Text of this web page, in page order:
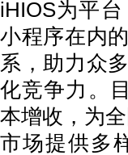
iHIOS为平
小程序在内
系，助力众
化竞争力。
本增收，为
市场提供多